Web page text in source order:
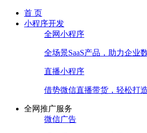
首 页
小程序开发
全网小程序
全场景SaaS产品，助力企业
直播小程序
借势微信直播带货，轻松打
全网推广服务
微信广告